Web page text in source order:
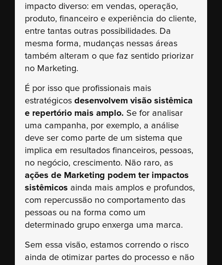
impacto diverso: em vendas, operação,
produto, financeiro e experiência do cliente,
entre tantas outras possibilidades. Da
mesma forma, mudanças nessas áreas
também alteram o que faz sentido priorizar
no Marketing.
É por isso que profissionais mais
estratégicos desenvolvem visão sistêmica
e repertório mais amplo. Se for analisar
uma campanha, por exemplo, a análise
deve ser como parte de um sistema que
implica em resultados financeiros, pessoas,
no negócio, crescimento. Não raro, as
ações de Marketing podem ter impactos
sistêmicos ainda mais amplos e profundos,
com repercussão no comportamento das
pessoas ou na forma como um
determinado grupo enxerga uma marca.
Sem essa visão, estamos correndo o risco
ainda de otimizar partes do processo e não